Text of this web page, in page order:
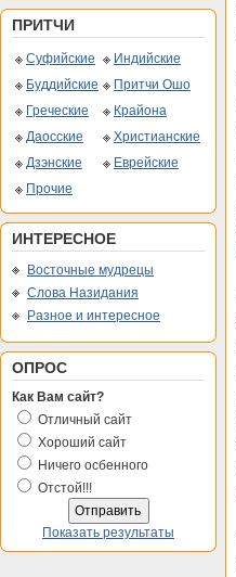
ПРИТЧИ
Суфийские
Индийские
Буддийские
Притчи Ошо
Греческие
Крайона
Даосские
Христианские
Дзэнские
Еврейские
Прочие
ИНТЕРЕСНОЕ
Восточные мудрецы
Слова Назидания
Разное и интересное
ОПРОС
Как Вам сайт?
Отличный сайт
Хороший сайт
Ничего осбенного
Отстой!!!
Показать результаты